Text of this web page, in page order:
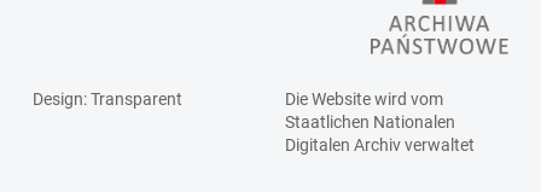
Design: Transparent
Die Website wird vom
Staatlichen Nationalen
Digitalen Archivverwaltet